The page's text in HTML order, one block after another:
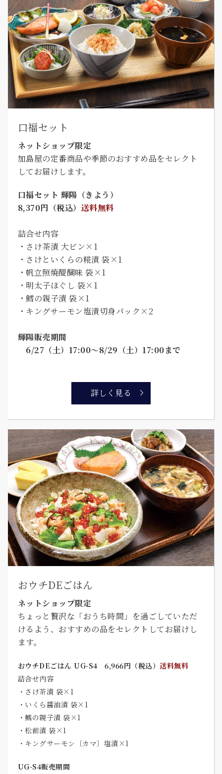
口福セット
ネットショップ限定
加島屋の定番商品や季節のおすすめ品をセレクト
してお届けします。
口福セット 輝陽（きよう）
8,370円（税込） 送料無料
詰合せ内容
・さけ茶漬 大ビン×1
・さけといくらの糀漬 袋×1
・帆立照焼醍醐味 袋×1
・明太子ほぐし 袋×1
・鱈の親子漬 袋×1
・キングサーモン塩漬切身パック×2
輝陽販売期間
6/27（土）17:00～8/29（土）17:00まで
詳しく見る
おウチDEごはん
ネットショップ限定
ちょっと贅沢な「おうち時間」を過ごしていただ
けるよう、おすすめの品をセレクトしてお届けし
ます。
おウチDEごはん UG-S4 6,966円（税込）送料無料
詰合せ内容
・さけ茶漬 袋×1
・いくら醤油漬 袋×1
・鱈の親子漬 袋×1
・松前漬 袋×1
・キングサーモン〔カマ〕塩漬×1
UG-S4販売期間